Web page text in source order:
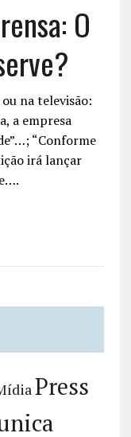
O
na televisão:
a empresa
“Conforme
irá lançar
Press